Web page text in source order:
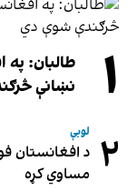
۱
طالبان: په
نښانې
۲ لوبې
مساوي کړه